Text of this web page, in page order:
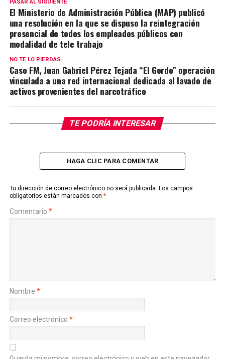
PASAR AL SIGUIENTE
El Ministerio de Administración Pública (MAP) publicó
una resolución en la que se dispuso la reintegración
presencial de todos los empleados públicos con
modalidad de tele trabajo
NO TE LO PIERDAS
Caso FM, Juan Gabriel Pérez Tejada “El Gordo” operación
vinculada a una red internacional dedicada al lavado de
activos provenientes del narcotráfico
TE PODRÍA INTERESAR
HAGA CLIC PARA COMENTAR
Tu dirección de correo electrónico no será publicada. Los campos
obligatorios están marcados con *
Comentario *
Nombre *
Correo electrónico *